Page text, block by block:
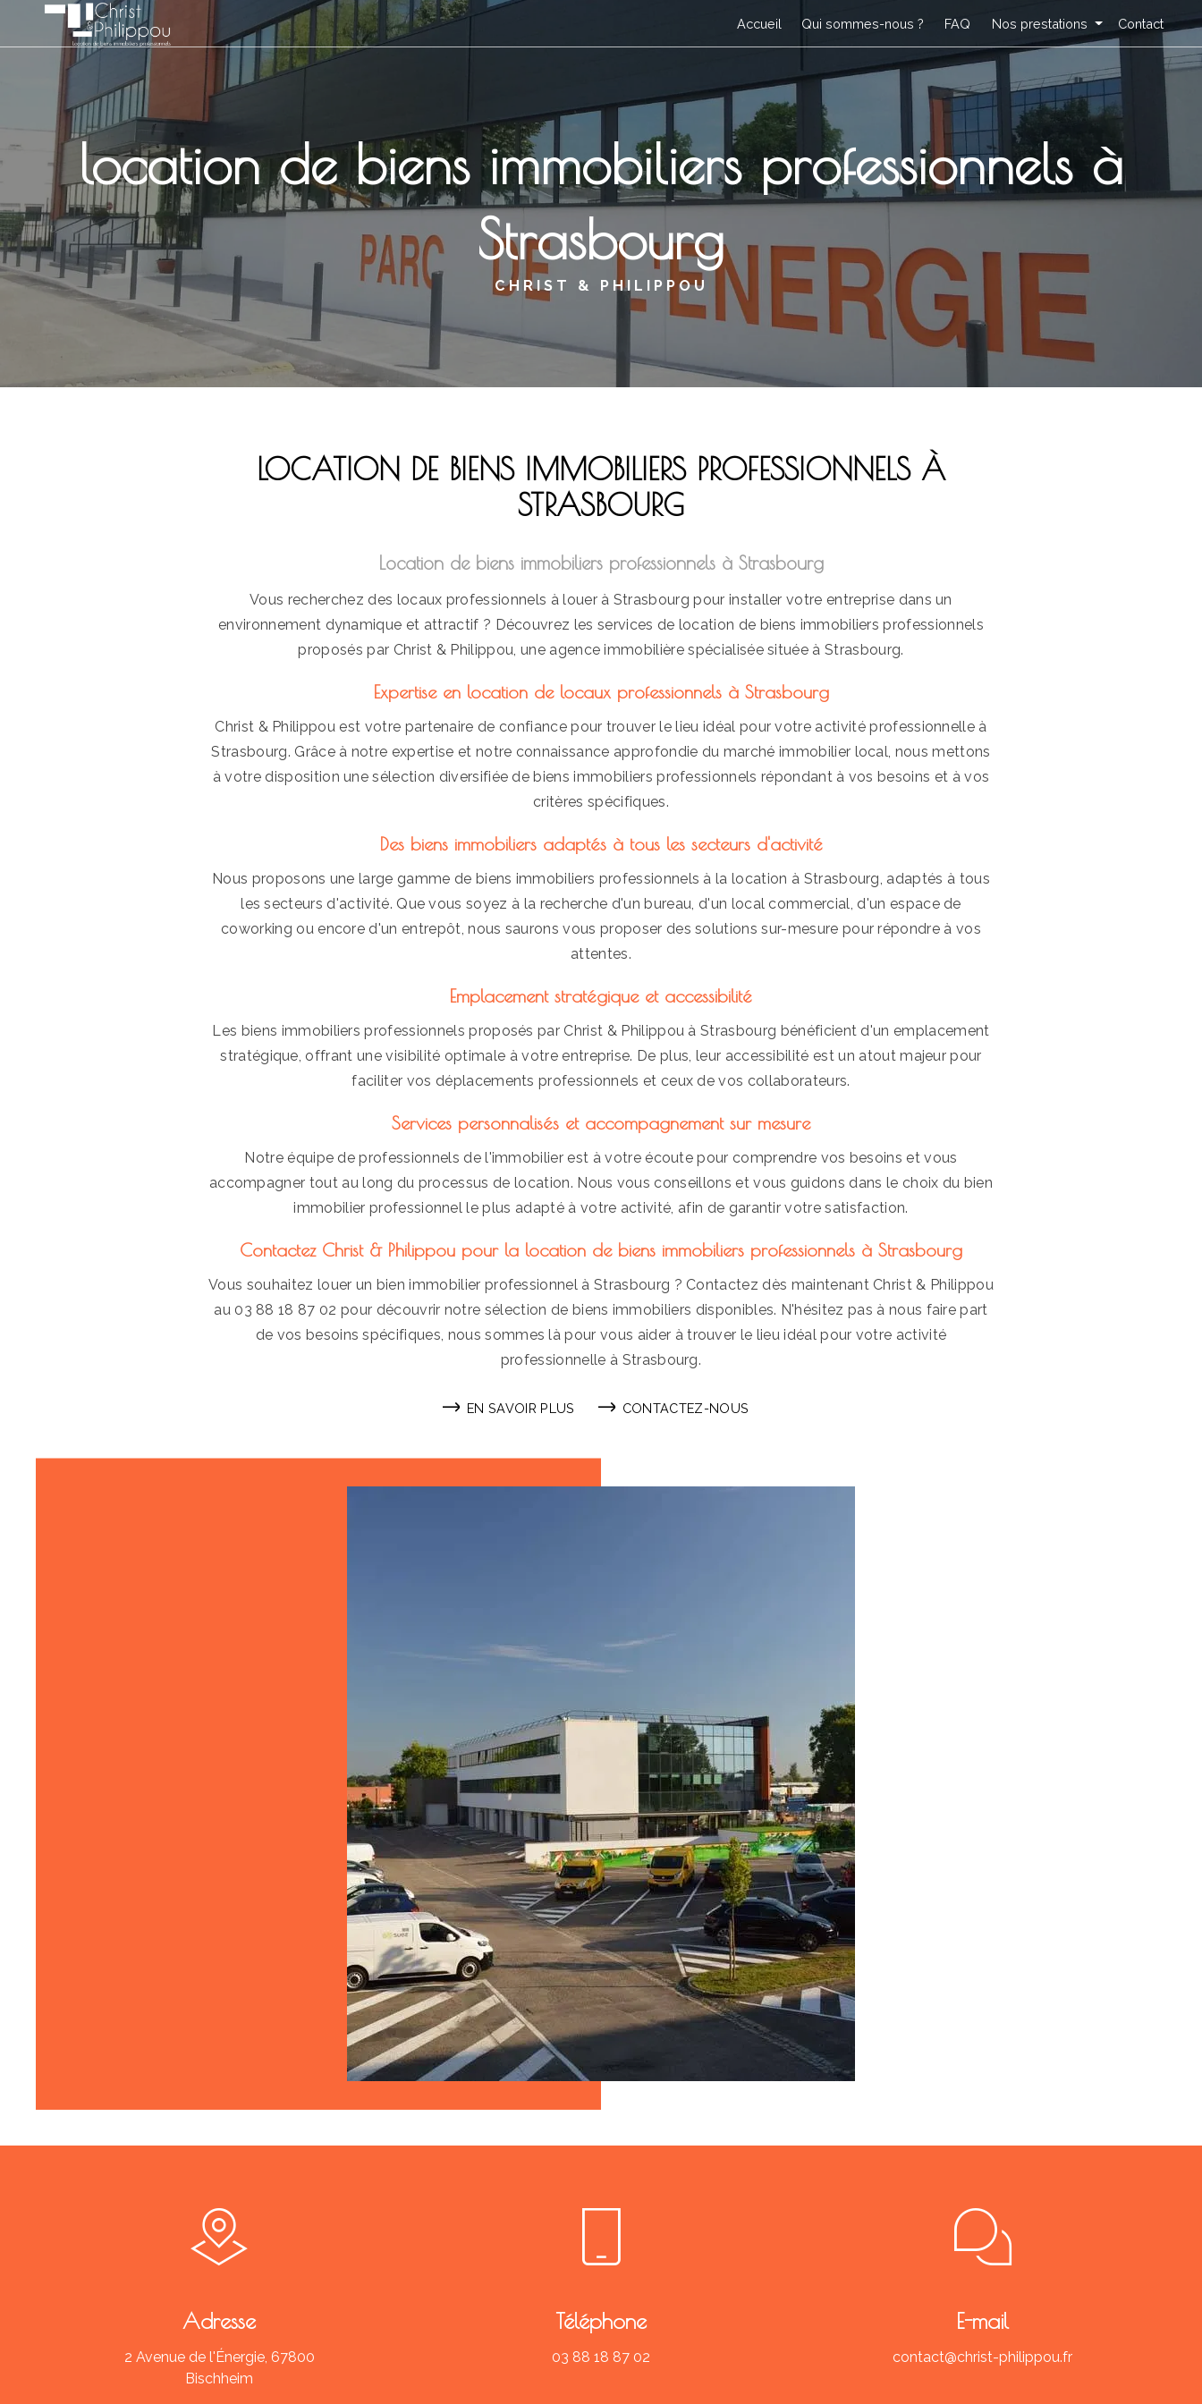
Accueil Qui sommes-nous ? FAQ Nos prestations Contact
location de biens immobiliers professionnels à
Strasbourg
CHRIST & PHILIPPOU
LOCATION DE BIENS IMMOBILIERS PROFESSIONNELS À
STRASBOURG
Location de biens immobiliers professionnels à Strasbourg
Vous recherchez des locaux professionnels à louer à Strasbourg pour installer votre entreprise dans un
environnement dynamique et attractif ? Découvrez les services de location de biens immobiliers professionnels
proposés par Christ & Philippou, une agence immobilière spécialisée située à Strasbourg.
Expertise en location de locaux professionnels à Strasbourg
Christ & Philippou est votre partenaire de confiance pour trouver le lieu idéal pour votre activité professionnelle à
Strasbourg. Grâce à notre expertise et notre connaissance approfondie du marché immobilier local, nous mettons
à votre disposition une sélection diversifiée de biens immobiliers professionnels répondant à vos besoins et à vos
critères spécifiques.
Des biens immobiliers adaptés à tous les secteurs d'activité
Nous proposons une large gamme de biens immobiliers professionnels à la location à Strasbourg, adaptés à tous
les secteurs d'activité. Que vous soyez à la recherche d'un bureau, d'un local commercial, d'un espace de
coworking ou encore d'un entrepôt, nous saurons vous proposer des solutions sur-mesure pour répondre à vos
attentes.
Emplacement stratégique et accessibilité
Les biens immobiliers professionnels proposés par Christ & Philippou à Strasbourg bénéficient d'un emplacement
stratégique, offrant une visibilité optimale à votre entreprise. De plus, leur accessibilité est un atout majeur pour
faciliter vos déplacements professionnels et ceux de vos collaborateurs.
Services personnalisés et accompagnement sur mesure
Notre équipe de professionnels de l'immobilier est à votre écoute pour comprendre vos besoins et vous
accompagner tout au long du processus de location. Nous vous conseillons et vous guidons dans le choix du bien
immobilier professionnel le plus adapté à votre activité, afin de garantir votre satisfaction.
Contactez Christ & Philippou pour la location de biens immobiliers professionnels à Strasbourg
Vous souhaitez louer un bien immobilier professionnel à Strasbourg ? Contactez dès maintenant Christ & Philippou
au 03 88 18 87 02 pour découvrir notre sélection de biens immobiliers disponibles. N'hésitez pas à nous faire part
de vos besoins spécifiques, nous sommes là pour vous aider à trouver le lieu idéal pour votre activité
professionnelle à Strasbourg.
EN SAVOIR PLUS CONTACTEZ-NOUS
Adresse
2 Avenue de l'Énergie, 67800
Bischheim
Téléphone
03 88 18 87 02
E-mail
contact@christ-philippou.fr
Panneau de gestion des cookies